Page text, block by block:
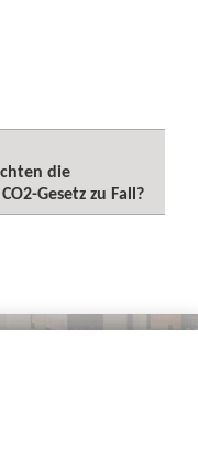
die
Gesetz zu Fall?